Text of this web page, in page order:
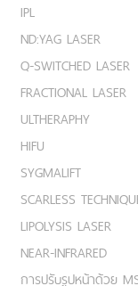
IPL
ND:YAG LASER
Q-SWITCHED LASER
FRACTIONAL LASER
ULTHERAPHY
HIFU
SYGMALIFT
SCARLESS
LIPOLYSIS LASER
NEAR-INFRARED
การปรับรูปหน้าด้วย